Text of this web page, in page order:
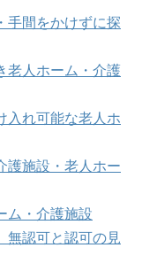
手間をかけずに探
老人ホーム・介護
入れ可能な老人ホ
護施設・老人ホー
ム・介護施設
認可と認可の見